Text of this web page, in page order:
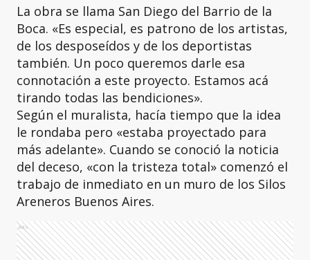
La obra se llama San Diego del Barrio de la
Boca. «Es especial, es patrono de los artistas,
de los desposeídos y de los deportistas
también. Un poco queremos darle esa
connotación a este proyecto. Estamos acá
tirando todas las bendiciones».
Según el muralista, hacía tiempo que la idea
le rondaba pero «estaba proyectado para
más adelante». Cuando se conoció la noticia
del deceso, «con la tristeza total» comenzó el
trabajo de inmediato en un muro de los Silos
Areneros Buenos Aires.
Ads